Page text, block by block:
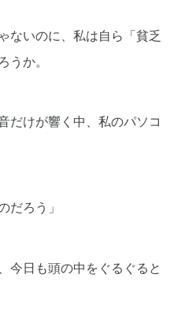
ないのに、私は自ら「貧乏
うか。
だけが響く中、私のパソコ
だろう」
今日も頭の中をぐるぐると